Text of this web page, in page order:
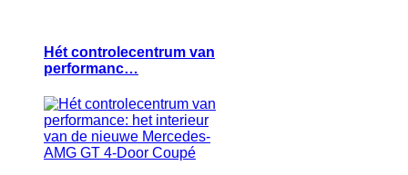
Hét controlecentrum van
performanc…